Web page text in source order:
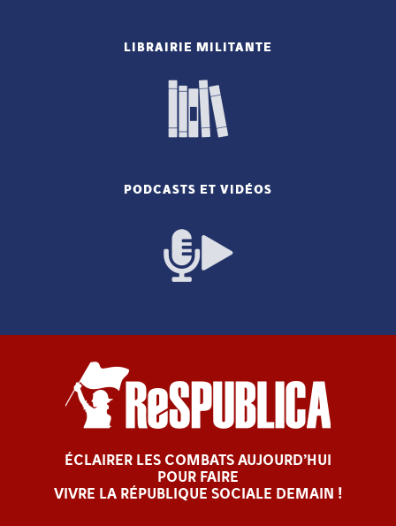
LIBRAIRIE MILITANTE
PODCASTS ET VIDÉOS
ÉCLAIRER LES COMBATS AUJOURD’HUI
POUR FAIRE
VIVRE LA RÉPUBLIQUE SOCIALE DEMAIN !